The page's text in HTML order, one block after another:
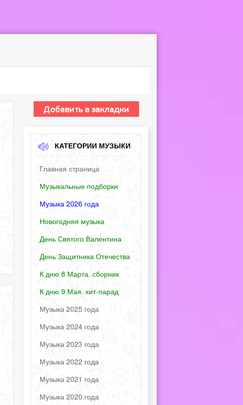
КАТЕГОРИИ МУЗЫКИ
Главная страница
Музыкальные подборки
Музыка 2026 года
Новогодняя музыка
День Святого Валентина
День Защитника Отечества
К дню 8 Марта. сборник
К дню 9 Мая. хит-парад
Музыка 2025 года
Музыка 2024 года
Музыка 2023 года
Музыка 2022 года
Музыка 2021 года
Музыка 2020 года